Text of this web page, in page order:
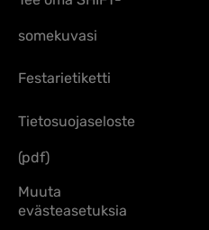
somekuvasi
Festarietiketti
Tietosuojaseloste
(pdf)
Muuta
evästeasetuksia